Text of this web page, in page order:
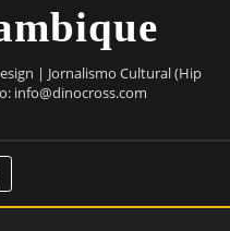
| Jornalismo Cultural (Hip
info@dinocross.com